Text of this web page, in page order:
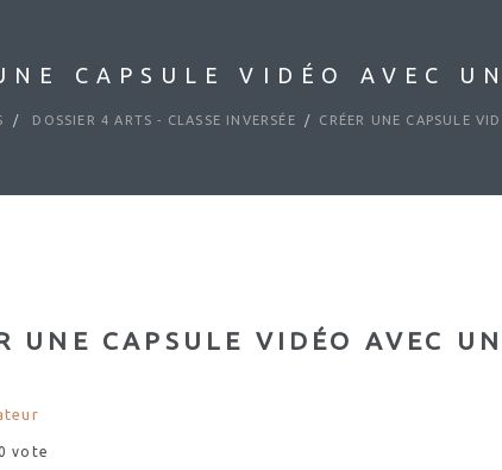
CAPSULE VIDÉO AVEC
DOSSIER 4 ARTS - CLASSE INVERSÉE CRÉER UNE CAPSULE
UNE CAPSULE VIDÉO AVEC
vote